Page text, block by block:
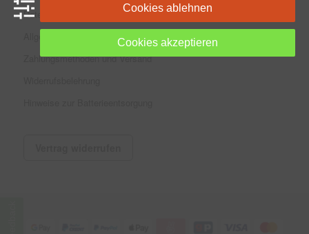
Datenschutzerklärung
Allgemeine Geschäftsbedingungen
Zahlungsmethoden und Versand
Cookies ablehnen
Cookies akzeptieren